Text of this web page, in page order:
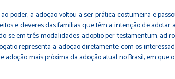
poder, a adoção voltou a ser prática costumeira e
e deveres das famílias que têm a intenção de
se em três modalidades: adoptio per testamentum; ad
representa a adoção diretamente com os
adoção mais próxima da adoção atual no Brasil, em